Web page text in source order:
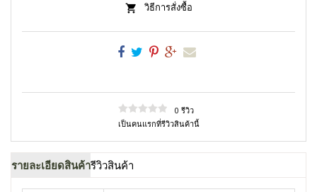
วิธีการสั่งซื้อ
0 รีวิว
เป็นคนแรกที่รีวิวสินค้านี้
รายละเอียดสินค้ารีวิวสินค้า